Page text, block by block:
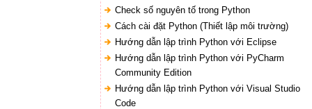
Check số nguyên tố trong Python
Cách cài đặt Python (Thiết lập môi trường)
Hướng dẫn lập trình Python với Eclipse
Hướng dẫn lập trình Python với PyCharm
Community Edition
Hướng dẫn lập trình Python với Visual Studio
Code